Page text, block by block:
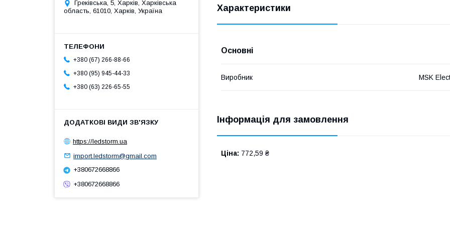
Характеристики
Основні
Виробник MSK
Інформація для замовлення
Ціна: 772,59 ₴
Греківська, 5, Харків, Харківська
область, 61010, Харків, Україна
+380 (67) 266-88-66
+380 (95) 945-44-33
+380 (63) 226-65-55
https://ledstorm.ua
import.ledstorm@gmail.com
+380672668866
+380672668866